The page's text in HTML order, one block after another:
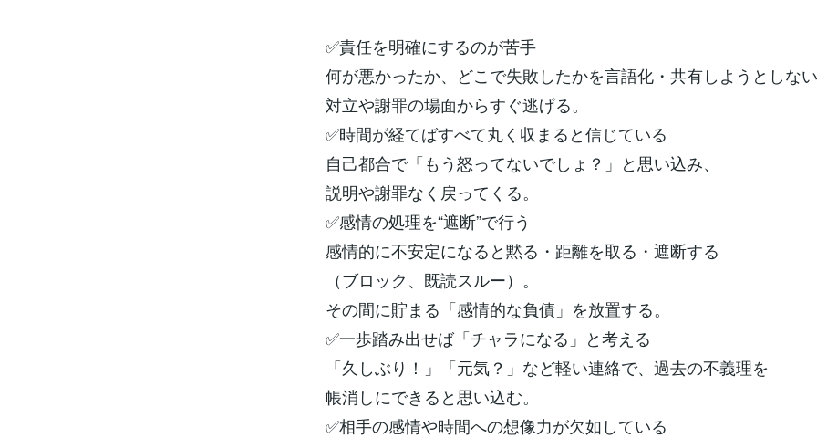
✅責任を明確にするのが苦手
何が悪かったか、どこで失敗したかを言語化・共有しようとしない
対立や謝罪の場面からすぐ逃げる。
✅時間が経てばすべて丸く収まると信じている
自己都合で「もう怒ってないでしょ？」と思い込み、
説明や謝罪なく戻ってくる。
✅感情の処理を“遮断”で行う
感情的に不安定になると黙る・距離を取る・遮断する
（ブロック、既読スルー）。
その間に貯まる「感情的な負債」を放置する。
✅一歩踏み出せば「チャラになる」と考える
「久しぶり！」「元気？」など軽い連絡で、過去の不義理を
帳消しにできると思い込む。
✅相手の感情や時間への想像力が欠如している